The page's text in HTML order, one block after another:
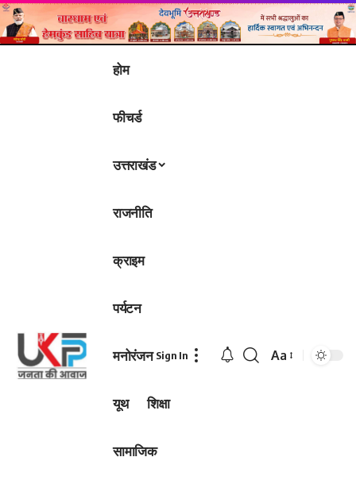
होम
फीचर्ड
उत्तराखंड
राजनीति
क्राइम
पर्यटन
मनोरंजन
यूथ शिक्षा
सामाजिक
Sign In
Font
Aa